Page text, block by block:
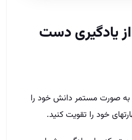
یادگیری دست
به صورت مستمر دانش خود را
خود را تقویت کنید.